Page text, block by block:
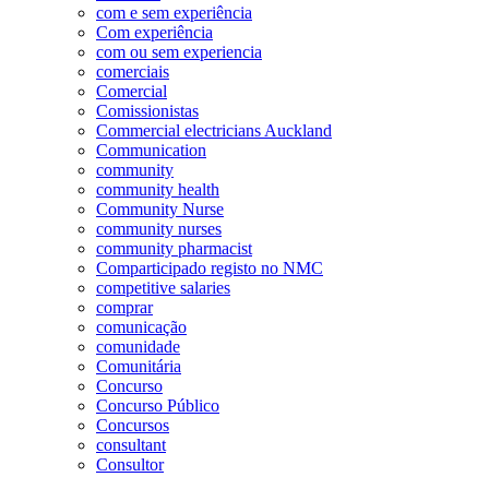
com e sem experiência
Com experiência
com ou sem experiencia
comerciais
Comercial
Comissionistas
Commercial electricians Auckland
Communication
community
community health
Community Nurse
community nurses
community pharmacist
Comparticipado registo no NMC
competitive salaries
comprar
comunicação
comunidade
Comunitária
Concurso
Concurso Público
Concursos
consultant
Consultor